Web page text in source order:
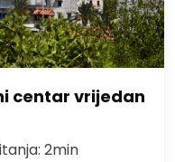
centar vrijedan
2min